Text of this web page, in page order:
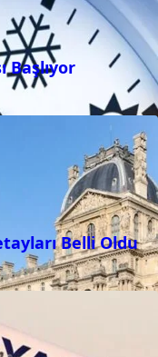
Başlıyor
Belli Oldu